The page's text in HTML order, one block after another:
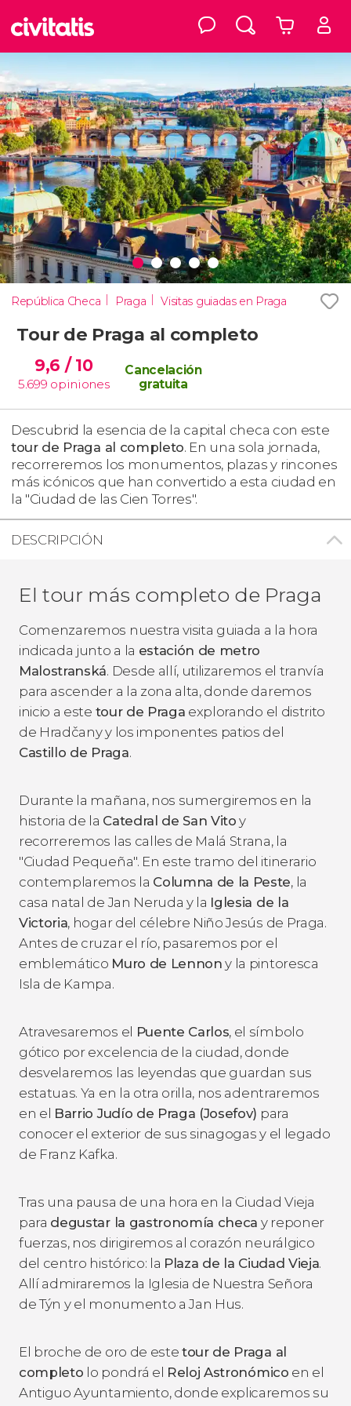
República Checa Praga Visitas guiadas en Praga
Tour de Praga al completo
9,6 / 10
5.699 opiniones
Cancelación
gratuita
Descubrid la esencia de la capital checa con este
tour de Praga al completo. En una sola jornada,
recorreremos los monumentos, plazas y rincones
más icónicos que han convertido a esta ciudad en
la "Ciudad de las Cien Torres".
DESCRIPCIÓN
El tour más completo de Praga
Comenzaremos nuestra visita guiada a la hora
indicada junto a la estación de metro
Malostranská. Desde allí, utilizaremos el tranvía
para ascender a la zona alta, donde daremos
inicio a este tour de Praga explorando el distrito
de Hradčany y los imponentes patios del
Castillo de Praga.
Durante la mañana, nos sumergiremos en la
historia de la Catedral de San Vito y
recorreremos las calles de Malá Strana, la
"Ciudad Pequeña". En este tramo del itinerario
contemplaremos la Columna de la Peste, la
casa natal de Jan Neruda y la Iglesia de la
Victoria, hogar del célebre Niño Jesús de Praga.
Antes de cruzar el río, pasaremos por el
emblemático Muro de Lennon y la pintoresca
Isla de Kampa.
Atravesaremos el Puente Carlos, el símbolo
gótico por excelencia de la ciudad, donde
desvelaremos las leyendas que guardan sus
estatuas. Ya en la otra orilla, nos adentraremos
en el Barrio Judío de Praga (Josefov) para
conocer el exterior de sus sinagogas y el legado
de Franz Kafka.
Tras una pausa de una hora en la Ciudad Vieja
para degustar la gastronomía checa y reponer
fuerzas, nos dirigiremos al corazón neurálgico
del centro histórico: la Plaza de la Ciudad Vieja.
Allí admiraremos la Iglesia de Nuestra Señora
de Týn y el monumento a Jan Hus.
El broche de oro de este tour de Praga al
completo lo pondrá el Reloj Astronómico en el
Antiguo Ayuntamiento, donde explicaremos su